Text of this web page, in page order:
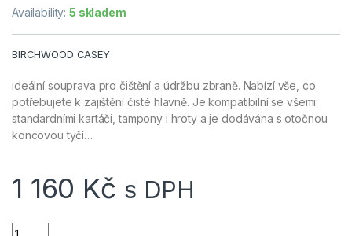
Availability:5 skladem
BIRCHWOOD CASEY
ideální souprava pro čištění a údržbu zbraně. Nabízí vše, co
potřebujete k zajištění čisté hlavně. Je kompatibilní se všemi
standardními kartáči, tampony i hroty a je dodávána s otočnou
koncovou tyčí…
1 160 Kč s DPH
Univezrální sada pro čištění zbraní Birchwood Casey